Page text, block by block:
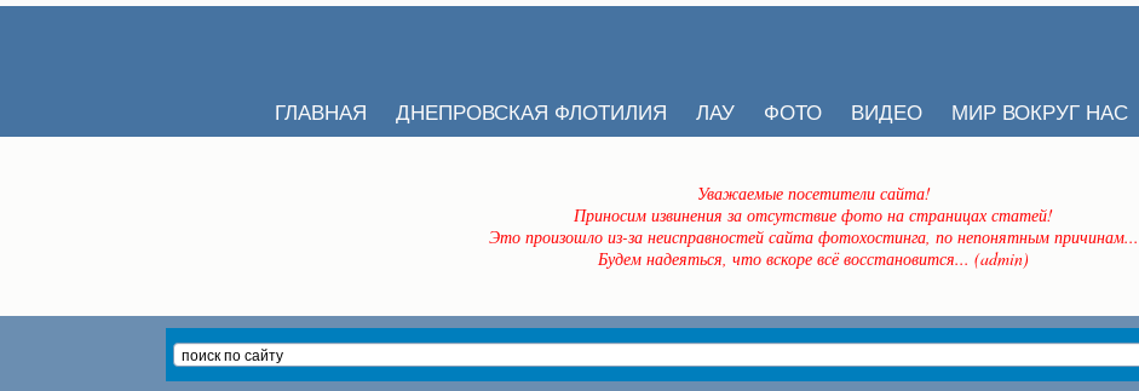
ГЛАВНАЯ ДНЕПРОВСКАЯ ФЛОТИЛИЯ ЛАУ ФОТО ВИДЕО МИР ВОКРУГ НАС
Уважаемые посетители сайта!
Приносим извинения за отсутствие фото на страницах статей!
Это произошло из-за неисправностей сайта фотохостинга, по непонятным причинам...
Будем надеяться, что вскоре всё восстановится... (admin)